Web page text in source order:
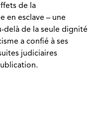
de la
en esclave – une
delà de la seule dignité
a confié à ses
judiciaires